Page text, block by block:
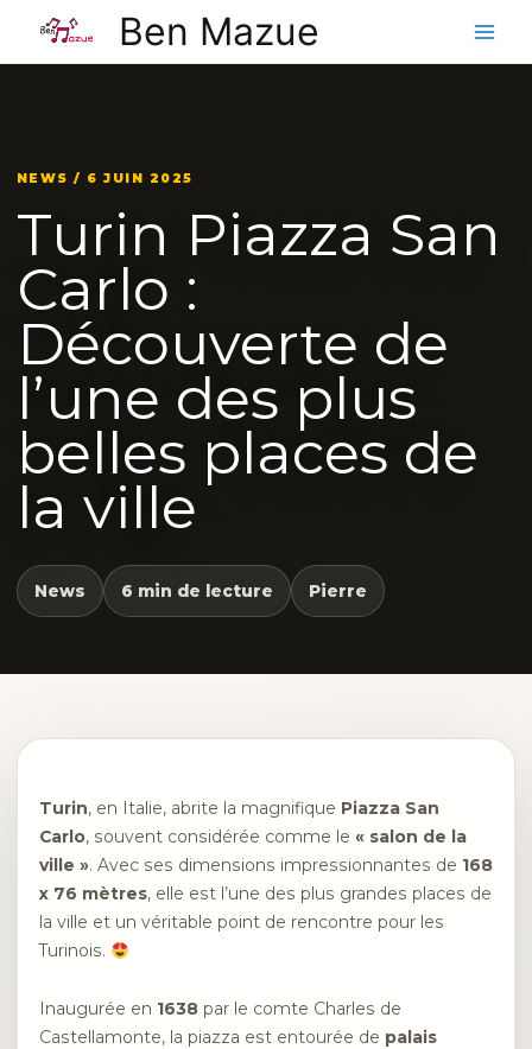
contenu
Ben Mazue
NEWS / 6 JUIN 2025
Turin Piazza San
Carlo :
Découverte de
l’une des plus
belles places de
la ville
News 6 min de lecture Pierre
Turin, en Italie, abrite la magnifique Piazza San
Carlo, souvent considérée comme le « salon de la
ville ». Avec ses dimensions impressionnantes de 168
x 76 mètres, elle est l’une des plus grandes places de
la ville et un véritable point de rencontre pour les
Turinois.
Inaugurée en 1638 par le comte Charles de
Castellamonte, la piazza est entourée de palais